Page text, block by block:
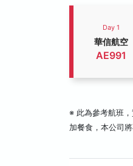
Day 1
華信航空
AE991
※ 此為參考航班
加餐食，本公司